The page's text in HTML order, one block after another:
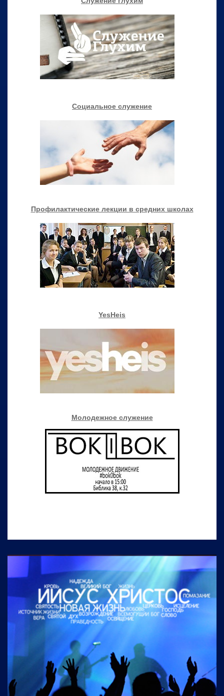
Социальное служение
Профилактические лекции в средних школах
YesHeis
Молодежное служение